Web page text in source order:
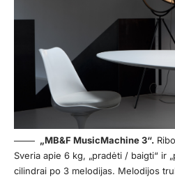
„MB&F MusicMachine 3“.
Sveria apie 6 kg, „pradėti / baigti“ ir
cilindrai po 3 melodijas. Melodijos